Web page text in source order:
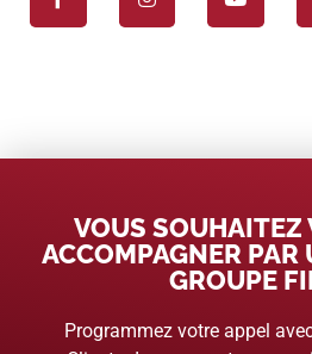
VOUS SOUHAITEZ
ACCOMPAGNER PAR
GROUPE
Programmez votre appel